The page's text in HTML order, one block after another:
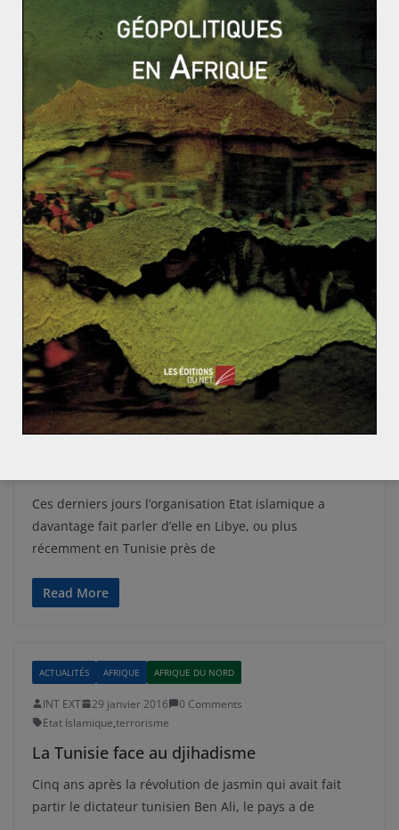
ACTUALITÉS AFRIQUE AFRIQUE DU NORD
IRAK
PROCHE ET MOYEN-ORIENT
SUJETS CHAUDS SYRIE
INT EXT 13 mars 2016
0 Comments
Etat Islamique,Irak,Libye,Syrie
Ces derniers jours l’organisation Etat islamique a
davantage fait parler d’elle en Libye, ou plus
récemment en Tunisie près de
Read More
ACTUALITÉS AFRIQUE AFRIQUE DU NORD
INT EXT 29 janvier 2016
0 Comments
Etat Islamique,terrorisme
La Tunisie face au djihadisme
Cinq ans après la révolution de jasmin qui avait fait
partir le dictateur tunisien Ben Ali, le pays a de